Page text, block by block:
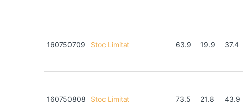
160750709 Stoc Limitat 63.9 19.9 37.4
160750808 Stoc Limitat 73.5 21.8 43.9